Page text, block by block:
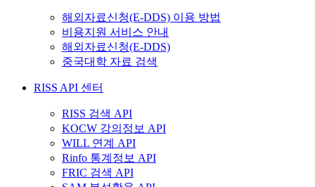
해외자료신청(E-DDS) 이용 방법
비용지원 서비스 안내
해외자료신청(E-DDS)
중국대학 자료 검색
RISS API 센터
RISS 검색 API
KOCW 강의정보 API
WILL 연계 API
Rinfo 통계정보 API
FRIC 검색 API